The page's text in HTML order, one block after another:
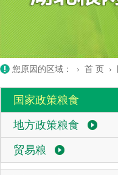
您原因的区域： › 首 页 ›
国家政策粮食
地方政策粮食
贸易粮